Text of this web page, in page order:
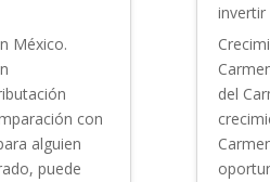
México.
con
alguien
puede
invertir
del